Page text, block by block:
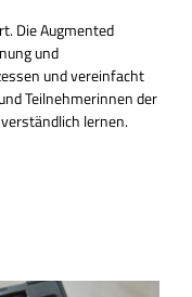
Die Augmented
und
und vereinfacht
Teilnehmerinnen der
lernen.